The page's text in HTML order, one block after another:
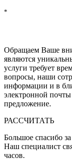
*
Обращаем Ваше
являются
услуги требует
вопросы, наши
информации и в
электронной
предложение.
РАССЧИТАТЬ
Большое спасибо
Наш специалист
часов.